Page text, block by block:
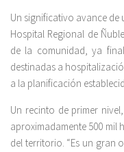
Un significativo avance de
Hospital Regional de
de la comunidad, ya
destinadas a
a la planificación
Un recinto de primer
aproximadamente 500 mil
del territorio. “Es un gran